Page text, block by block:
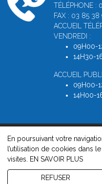
TÉLÉPHONE :
FAX : 03 85 38
ACCUEIL
VENDREDI :
09H00-
14H30-
ACCUEIL
09H00-
14H00-
© 2026, Greffe du Tribunal
légales-Contact -
En poursuivant votre
l’utilisation de cookies dans
visites.
EN SAVOIR PLUS
REFUSER